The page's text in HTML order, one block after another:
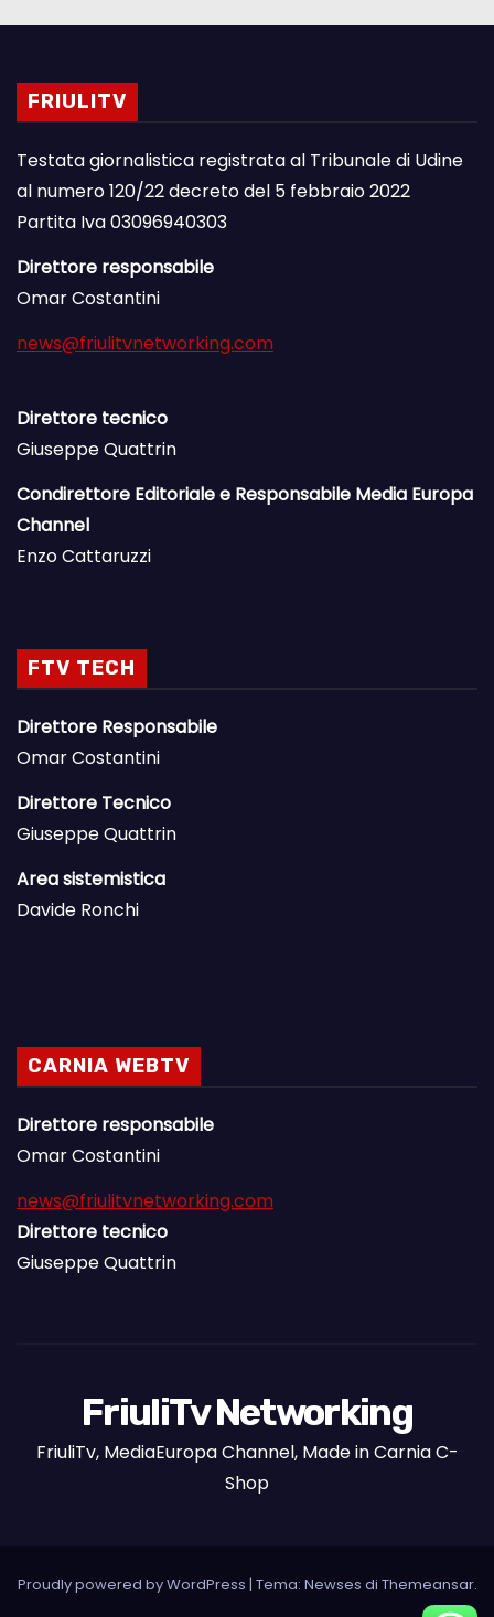
FRIULITV
Testata giornalistica registrata al Tribunale di Udine
al numero 120/22 decreto del 5 febbraio 2022
Partita Iva 03096940303
Direttore responsabile
Omar Costantini
news@friulitvnetworking.com
Direttore tecnico
Giuseppe Quattrin
Condirettore Editoriale e Responsabile Media Europa
Channel
Enzo Cattaruzzi
FTV TECH
Direttore Responsabile
Omar Costantini
Direttore Tecnico
Giuseppe Quattrin
Area sistemistica
Davide Ronchi
CARNIA WEBTV
Direttore responsabile
Omar Costantini
news@friulitvnetworking.com
Direttore tecnico
Giuseppe Quattrin
FriuliTv Networking
FriuliTv, MediaEuropa Channel, Made in Carnia C-
Shop
Proudly powered by WordPress | Tema: Newses di Themeansar.